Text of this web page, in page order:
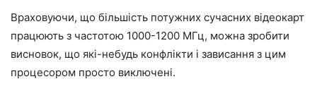
Враховуючи, що більшість потужних сучасних відеокарт
працюють з частотою 1000-1200 МГц, можна зробити
висновок, що які-небудь конфлікти і зависання з цим
процесором просто виключені.